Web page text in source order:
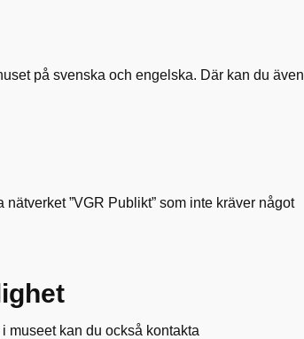
på svenska och engelska. Där kan du även
nätverket ”VGR Publikt” som inte kräver något
museet kan du också kontakta